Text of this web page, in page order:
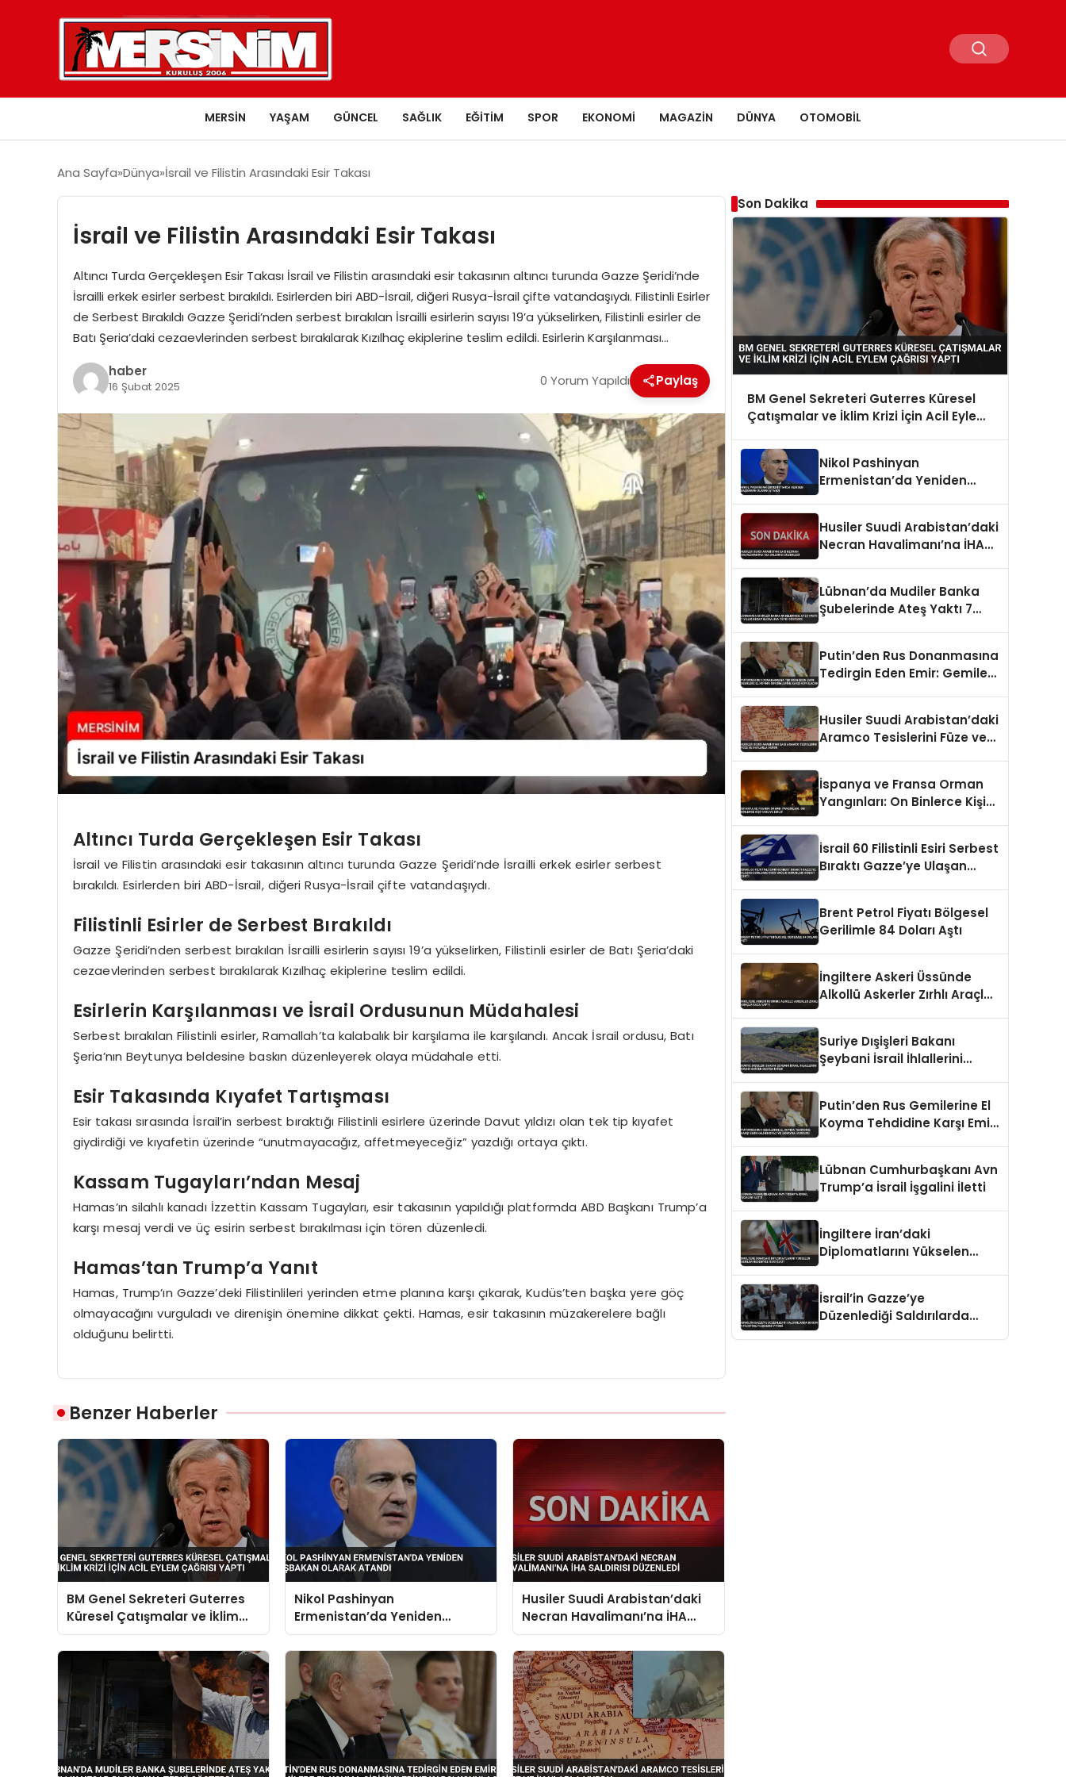
MERSIN YAŞAM GÜNCEL SAĞLIK EĞITIM SPOR EKONOMI MAGAZIN DÜNYA OTOMOBIL
Ana Sayfa Dünya İsrail ve Filistin Arasındaki Esir Takası
İsrail ve Filistin Arasındaki Esir Takası
Altıncı Turda Gerçekleşen Esir Takası İsrail ve Filistin arasındaki esir takasının altıncı turunda Gazze Şeridi’nde
İsrailli erkek esirler serbest bırakıldı. Esirlerden biri ABD-İsrail, diğeri Rusya-İsrail çifte vatandaşıydı. Filistinli Esirler
de Serbest Bırakıldı Gazze Şeridi’nden serbest bırakılan İsrailli esirlerin sayısı 19’a yükselirken, Filistinli esirler de
Batı Şeria’daki cezaevlerinden serbest bırakılarak Kızılhaç ekiplerine teslim edildi. Esirlerin Karşılanması…
haber
16 Şubat 2025 0 Yorum Yapıldı Paylaş
Altıncı Turda Gerçekleşen Esir Takası
İsrail ve Filistin arasındaki esir takasının altıncı turunda Gazze Şeridi’nde İsrailli erkek esirler serbest
bırakıldı. Esirlerden biri ABD-İsrail, diğeri Rusya-İsrail çifte vatandaşıydı.
Filistinli Esirler de Serbest Bırakıldı
Gazze Şeridi’nden serbest bırakılan İsrailli esirlerin sayısı 19’a yükselirken, Filistinli esirler de Batı Şeria’daki
cezaevlerinden serbest bırakılarak Kızılhaç ekiplerine teslim edildi.
Esirlerin Karşılanması ve İsrail Ordusunun Müdahalesi
Serbest bırakılan Filistinli esirler, Ramallah’ta kalabalık bir karşılama ile karşılandı. Ancak İsrail ordusu, Batı
Şeria’nın Beytunya beldesine baskın düzenleyerek olaya müdahale etti.
Esir Takasında Kıyafet Tartışması
Esir takası sırasında İsrail’in serbest bıraktığı Filistinli esirlere üzerinde Davut yıldızı olan tek tip kıyafet
giydirdiği ve kıyafetin üzerinde “unutmayacağız, affetmeyeceğiz” yazdığı ortaya çıktı.
Kassam Tugayları’ndan Mesaj
Hamas’ın silahlı kanadı İzzettin Kassam Tugayları, esir takasının yapıldığı platformda ABD Başkanı Trump’a
karşı mesaj verdi ve üç esirin serbest bırakılması için tören düzenledi.
Hamas’tan Trump’a Yanıt
Hamas, Trump’ın Gazze’deki Filistinlileri yerinden etme planına karşı çıkarak, Kudüs’ten başka yere göç
olmayacağını vurguladı ve direnişin önemine dikkat çekti. Hamas, esir takasının müzakerelere bağlı
olduğunu belirtti.
Benzer Haberler
BM Genel Sekreteri Guterres
Küresel Çatışmalar ve İklim
Krizi İçin Acil Eylem Çağrısı
Yaptı
Nikol Pashinyan
Ermenistan’da Yeniden
Başbakan Olarak Atandı
Husiler Suudi Arabistan’daki
Necran Havalimanı’na İHA
Saldırısı Düzenledi
Son Dakika
BM Genel Sekreteri Guterres Küresel
Çatışmalar ve İklim Krizi İçin Acil Eylem
Nikol Pashinyan
Ermenistan’da Yeniden
Husiler Suudi Arabistan’daki
Necran Havalimanı’na İHA
Lübnan’da Mudiler Banka
Şubelerinde Ateş Yaktı 7
Putin’den Rus Donanmasına
Tedirgin Eden Emir: Gemilere
Husiler Suudi Arabistan’daki
Aramco Tesislerini Füze ve
İspanya ve Fransa Orman
Yangınları: On Binlerce Kişi
İsrail 60 Filistinli Esiri Serbest
Bıraktı Gazze’ye Ulaşan
Brent Petrol Fiyatı Bölgesel
Gerilimle 84 Doları Aştı
İngiltere Askeri Üssünde
Alkollü Askerler Zırhlı Araçla
Suriye Dışişleri Bakanı
Şeybani İsrail İhlallerini
Putin’den Rus Gemilerine El
Koyma Tehdidine Karşı Emir
Lübnan Cumhurbaşkanı Avn
Trump’a İsrail İşgalini İletti
İngiltere İran’daki
Diplomatlarını Yükselen
İsrail’in Gazze’ye
Düzenlediği Saldırılarda